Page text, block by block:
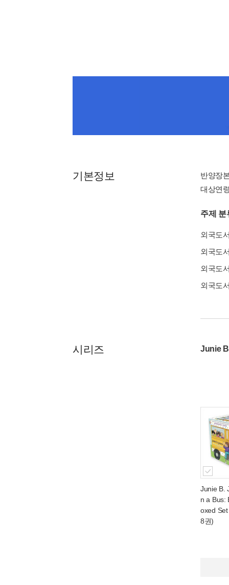
기본정보
반양장
대상연
주제 분
외국도
외국도
외국도
외국도
시리즈 Junie
Junie B.
n a Bus:
oxed
8권)